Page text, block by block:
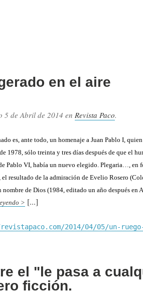
en el aire
5 de Abril de 2014 en Revista Paco.
es, ante todo, un homenaje a Juan Pablo I,
1978, sólo treinta y tres días después de que el
Pablo VI, había un nuevo elegido. Plegaria…, en
el resultado de la admiración de Evelio Rosero
de Dios (1984, editado un año después en
>
2014/04/05/un-
el "le pasa a
ficción.